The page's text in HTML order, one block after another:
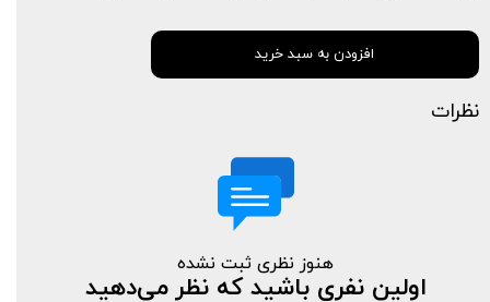
افزودن به سبد خرید
نظرات
هنوز نظری ثبت نشده
اولین نفری باشید که نظر می‌دهید